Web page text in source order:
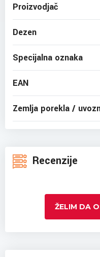
Proizvodjač
Dezen
Specijalna oznaka
EAN
Zemlja porekla /
Recenzije
ŽELIM DA